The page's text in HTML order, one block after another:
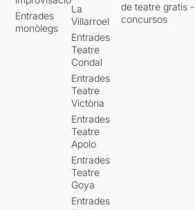
Entrades
monòlegs
La
Villarroel
Entrades
Teatre
Condal
Entrades
Teatre
Victòria
Entrades
Teatre
Apolo
Entrades
Teatre
Goya
Entrades
de teatre gratis -
concursos